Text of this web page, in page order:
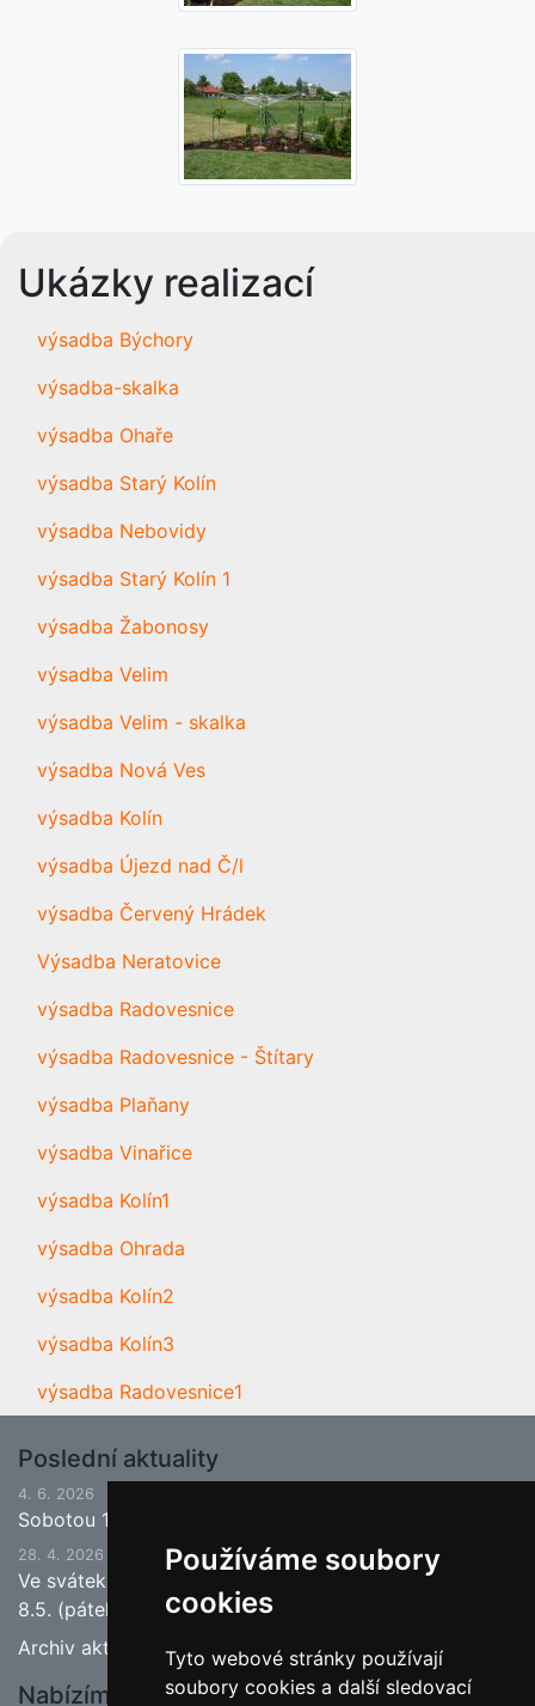
Používáme soubory
cookies
Tyto webové stránky používají
soubory cookies a další sledovací
Ukázky realizací
výsadba Býchory
výsadba-skalka
výsadba Ohaře
výsadba Starý Kolín
výsadba Nebovidy
výsadba Starý Kolín 1
výsadba Žabonosy
výsadba Velim
výsadba Velim - skalka
výsadba Nová Ves
výsadba Kolín
výsadba Újezd nad Č/l
výsadba Červený Hrádek
Výsadba Neratovice
výsadba Radovesnice
výsadba Radovesnice - Štítary
výsadba Plaňany
výsadba Vinařice
výsadba Kolín1
výsadba Ohrada
výsadba Kolín2
výsadba Kolín3
výsadba Radovesnice1
Poslední aktuality
4. 6. 2026
Sobotou 13.6.2026 bude ukončena jarní sezona.
28. 4. 2026
Ve svátek 1.5. (pátek) bude naše prodejna zavřena a
8.5. (pátek) bude otevřeno.
Archiv aktualit
Nabízíme